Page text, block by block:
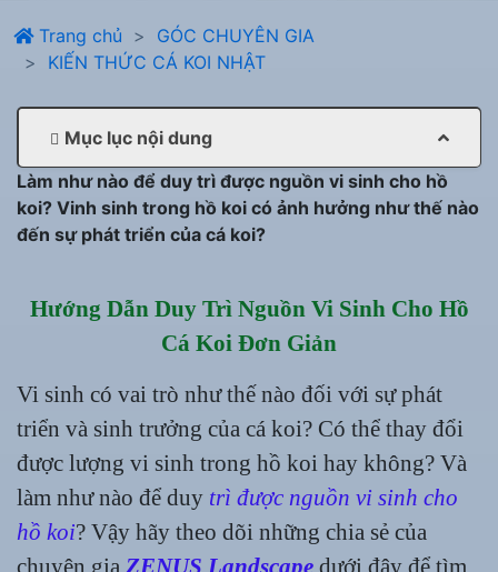
Trang chủ
GÓC CHUYÊN GIA
KIẾN THỨC CÁ KOI NHẬT
Mục lục nội dung
Làm như nào để duy trì được nguồn vi sinh cho hồ
koi? Vinh sinh trong hồ koi có ảnh hưởng như thế nào
đến sự phát triển của cá koi?
Hướng Dẫn Duy Trì Nguồn Vi Sinh Cho Hồ
Cá Koi Đơn Giản
Vi sinh có vai trò như thế nào đối với sự phát
triển và sinh trưởng của cá koi? Có thể thay đổi
được lượng vi sinh trong hồ koi hay không? Và
làm như nào để duy trì được nguồn vi sinh cho
hồ koi? Vậy hãy theo dõi những chia sẻ của
chuyên gia ZENUS Landscape dưới đây để tìm